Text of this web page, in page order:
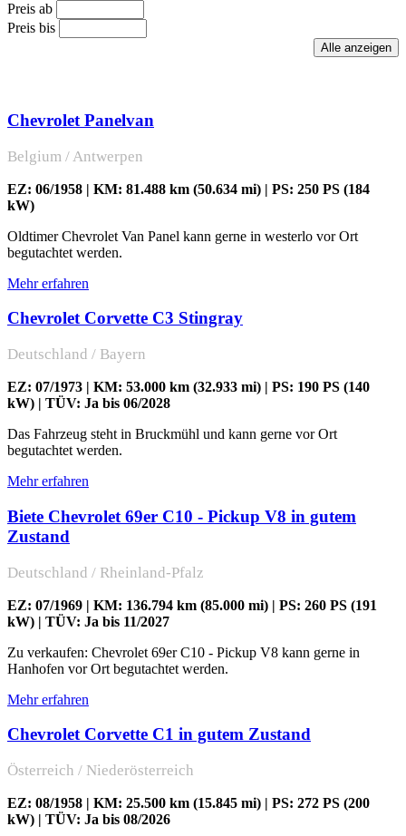
Preis ab
Preis bis
Chevrolet Panelvan
Belgium / Antwerpen
EZ: 06/1958 | KM: 81.488 km (50.634 mi) | PS: 250 PS (184
kW)
Oldtimer Chevrolet Van Panel kann gerne in westerlo vor Ort
begutachtet werden.
Mehr erfahren
Chevrolet Corvette C3 Stingray
Deutschland / Bayern
EZ: 07/1973 | KM: 53.000 km (32.933 mi) | PS: 190 PS (140
kW) | TÜV: Ja bis 06/2028
Das Fahrzeug steht in Bruckmühl und kann gerne vor Ort
begutachtet werden.
Mehr erfahren
Biete Chevrolet 69er C10 - Pickup V8 in gutem
Zustand
Deutschland / Rheinland-Pfalz
EZ: 07/1969 | KM: 136.794 km (85.000 mi) | PS: 260 PS (191
kW) | TÜV: Ja bis 11/2027
Zu verkaufen: Chevrolet 69er C10 - Pickup V8 kann gerne in
Hanhofen vor Ort begutachtet werden.
Mehr erfahren
Chevrolet Corvette C1 in gutem Zustand
Österreich / Niederösterreich
EZ: 08/1958 | KM: 25.500 km (15.845 mi) | PS: 272 PS (200
kW) | TÜV: Ja bis 08/2026